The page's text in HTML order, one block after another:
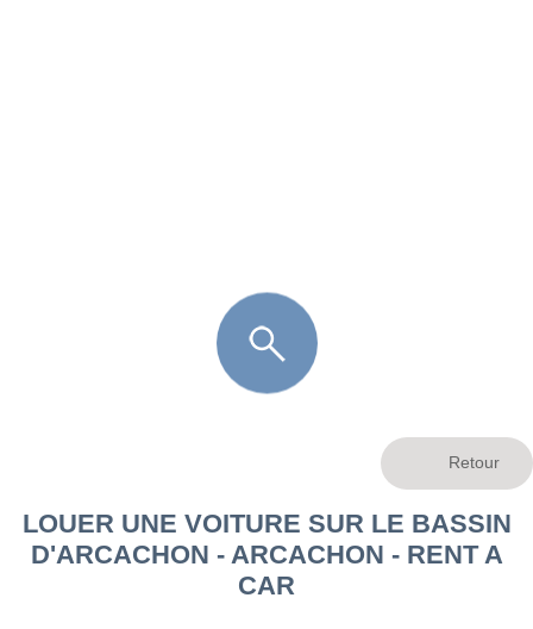
LOUER UNE VOITURE SUR LE BASSIN
D'ARCACHON - ARCACHON - RENT A
CAR